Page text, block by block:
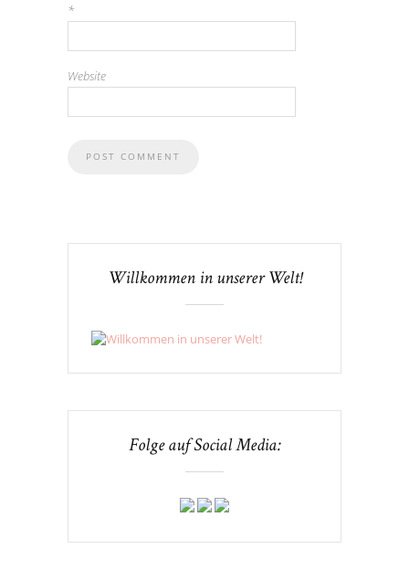
*
Website
Willkommen in unserer Welt!
Folge auf Social Media: